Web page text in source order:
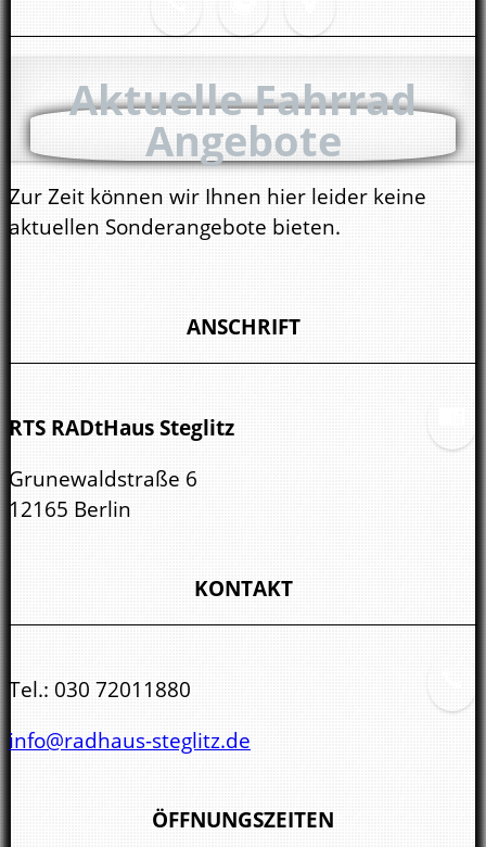
Aktuelle Fahrrad
Angebote
Zur Zeit können wir Ihnen hier leider keine
aktuellen Sonderangebote bieten.
ANSCHRIFT
RTS RADtHaus Steglitz
Grunewaldstraße 6
12165 Berlin
KONTAKT
Tel.: 030 72011880
info@radhaus-steglitz.de
ÖFFNUNGSZEITEN